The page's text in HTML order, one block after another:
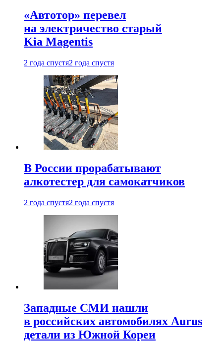
«Автотор» перевел
на электричество старый
Kia Magentis
2 года спустя2 года спустя
В России прорабатывают
алкотестер для самокатчиков
2 года спустя2 года спустя
Западные СМИ нашли
в российских автомобилях Aurus
детали из Южной Кореи